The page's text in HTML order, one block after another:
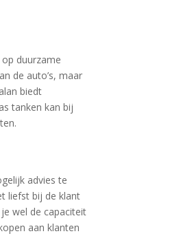
duurzame
de auto’s, maar
biedt
tanken kan bij
advies te
liefst bij de klant
wel de capaciteit
aan klanten